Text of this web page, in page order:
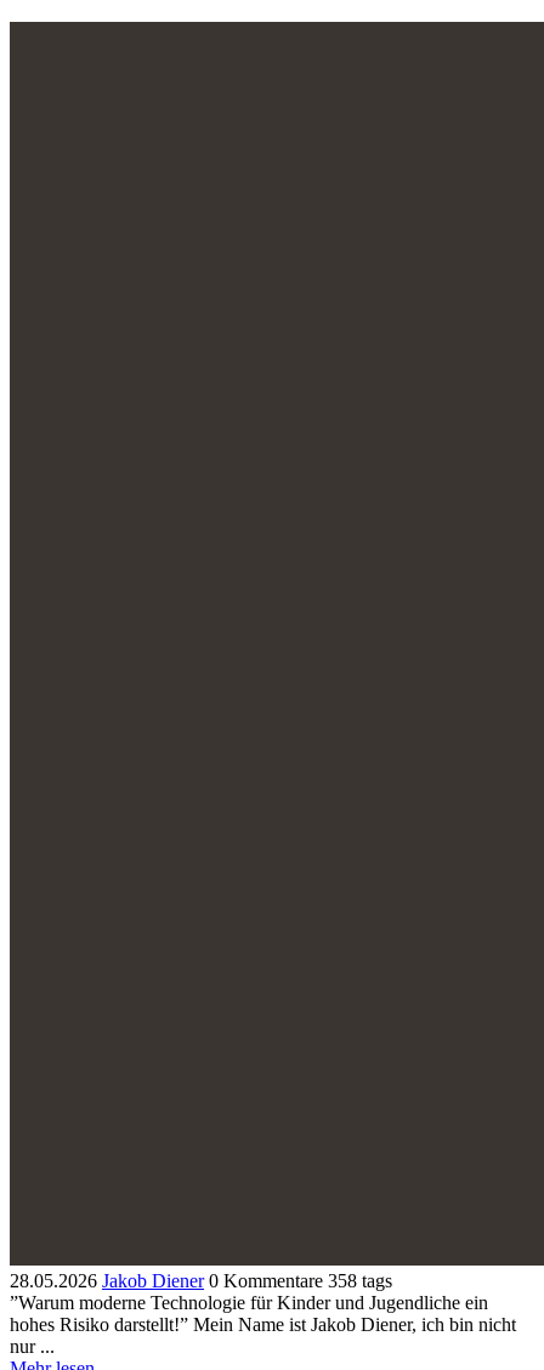
28.05.2026 Jakob Diener 0 Kommentare 358 tags
”Warum moderne Technologie für Kinder und Jugendliche ein
hohes Risiko darstellt!” Mein Name ist Jakob Diener, ich bin nicht
nur ...